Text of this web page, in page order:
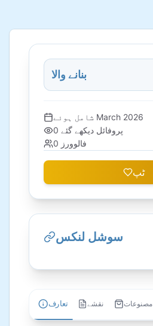
بنانے والا
شامل ہوئے March 2026
0 پروفائل دیکھے گئے
0 فالوورز
ٹپ
سوشل لنکس
تعارف نقشے مصنوعات